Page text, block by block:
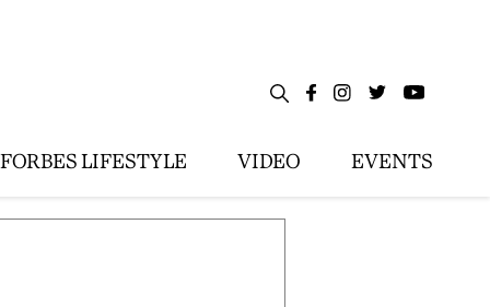
FORBES LIFESTYLE VIDEO EVENTS